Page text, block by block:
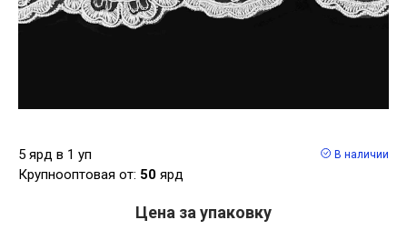
5 ярд в 1 уп
Крупнооптовая от: 50 ярд
В наличии
Цена за упаковку